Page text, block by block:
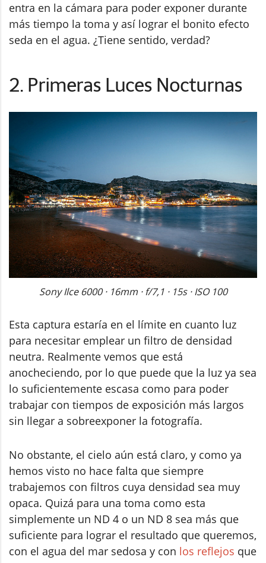
entra en la cámara para poder exponer durante
más tiempo la toma y así lograr el bonito efecto
seda en el agua. ¿Tiene sentido, verdad?
2. Primeras Luces Nocturnas
Sony Ilce 6000 · 16mm · f/7,1 · 15s · ISO 100
Esta captura estaría en el límite en cuanto luz
para necesitar emplear un filtro de densidad
neutra. Realmente vemos que está
anocheciendo, por lo que puede que la luz ya sea
lo suficientemente escasa como para poder
trabajar con tiempos de exposición más largos
sin llegar a sobreexponer la fotografía.
No obstante, el cielo aún está claro, y como ya
hemos visto no hace falta que siempre
trabajemos con filtros cuya densidad sea muy
opaca. Quizá para una toma como esta
simplemente un ND 4 o un ND 8 sea más que
suficiente para lograr el resultado que queremos,
con el agua del mar sedosa y con los reflejos que